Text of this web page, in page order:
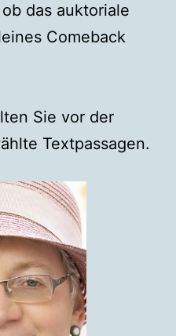
das auktoriale
Comeback
Sie vor der
Textpassagen.